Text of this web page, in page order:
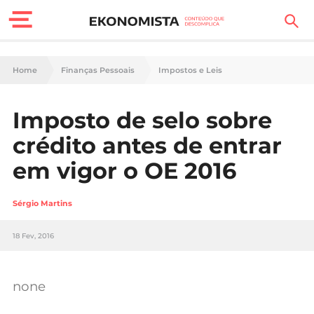
Finanças Pessoais
Carreira
Casa
Lifestyle
Sociedade
Negócios
Home Finanças Pessoais Impostos e Leis
Imposto de selo sobre
crédito antes de entrar
em vigor o OE 2016
Sérgio Martins
18 Fev, 2016
none